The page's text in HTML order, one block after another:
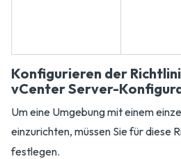
Konfigurieren der
vCenter Server-
Um eine Umgebung mit einem
einzurichten, müssen Sie für diese
festlegen.